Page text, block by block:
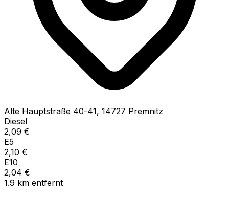
Alte Hauptstraße 40-41, 14727 Premnitz
Diesel
2,09 €
E5
2,10 €
E10
2,04 €
1.9 km entfernt